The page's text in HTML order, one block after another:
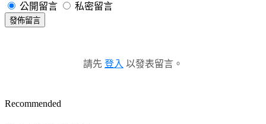
公開留言 私密留言
發佈留言
請先 登入 以發表留言。
Recommended